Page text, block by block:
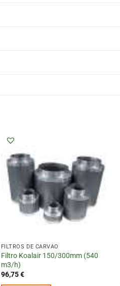
FILTROS DE CARVÃO
Filtro Koalair 150/300mm (540
m3/h)
96,75€